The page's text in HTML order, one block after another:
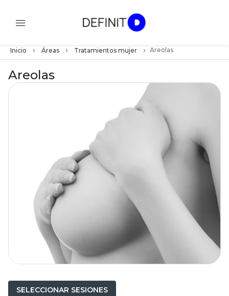
Inicio › Áreas › Tratamientos mujer › Areolas
Areolas
SELECCIONAR SESIONES